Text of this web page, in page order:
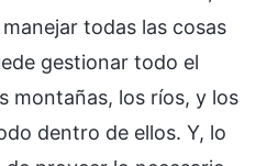
todas las cosas
gestionar todo el
montañas, los ríos, y los
dentro de ellos. Y, lo